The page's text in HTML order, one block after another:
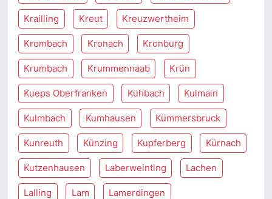
Krailling Kreut Kreuzwertheim
Krombach Kronach Kronburg
Krumbach Krummennaab Krün
Kueps Oberfranken Kühbach Kulmain
Kulmbach Kumhausen Kümmersbruck
Kunreuth Künzing Kupferberg Kürnach
Kutzenhausen Laberweinting Lachen
Lalling Lam Lamerdingen